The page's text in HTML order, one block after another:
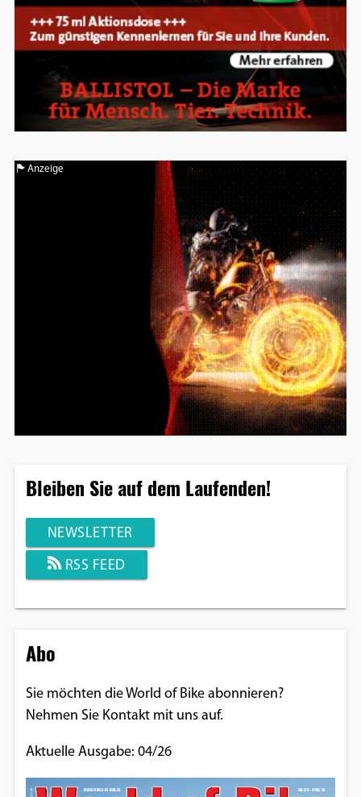
Anzeige
Bleiben Sie auf dem Laufenden!
NEWSLETTER
RSS FEED
Abo
Sie möchten die World of Bike abonnieren?
Nehmen Sie Kontakt mit uns auf.
Aktuelle Ausgabe: 04/26